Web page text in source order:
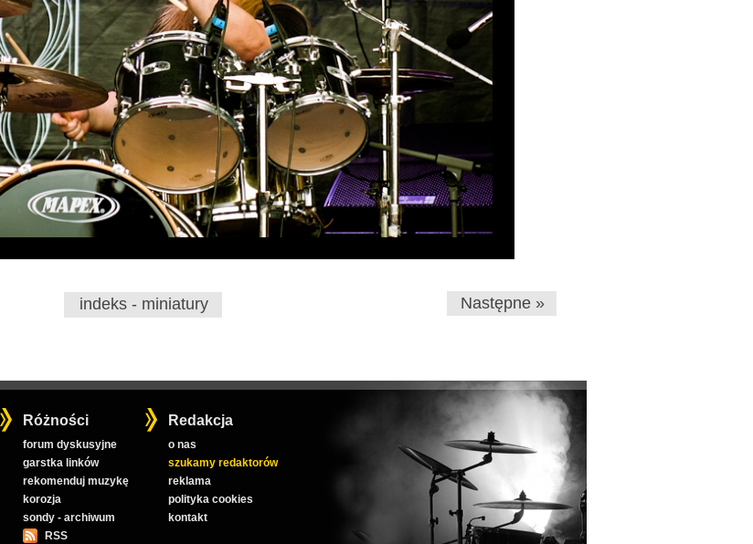
indeks - miniatury Następne »
Różności
forum dyskusyjne
garstka linków
rekomenduj muzykę
korozja
sondy - archiwum
RSS
Redakcja
o nas
szukamy redaktorów
reklama
polityka cookies
kontakt